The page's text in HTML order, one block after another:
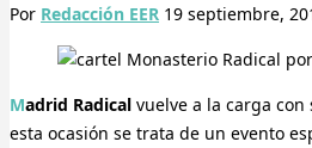
Por Redacción EER 19 septiembre,
Madrid Radical vuelve a la carga
esta ocasión se trata de un evento